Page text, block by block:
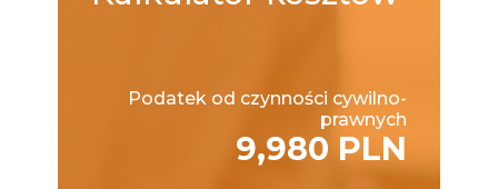
Podatek od czynności cywilno-
prawnych
9,980 PLN